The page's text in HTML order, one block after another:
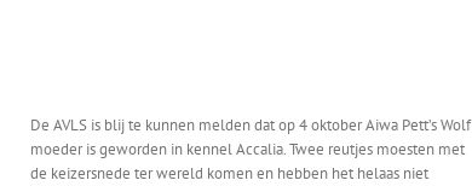
De AVLS is blij te kunnen melden dat op 4 oktober Aiwa Pett’s Wolf
moeder is geworden in kennel Accalia. Twee reutjes moesten met
de keizersnede ter wereld komen en hebben het helaas niet